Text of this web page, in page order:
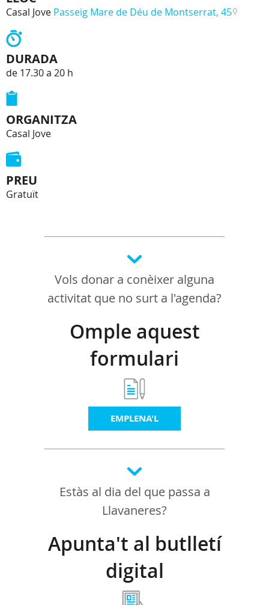
Casal Jove Passeig Mare de Déu de Montserrat, 45
DURADA
de 17.30 a 20 h
ORGANITZA
Casal Jove
PREU
Gratuït
Vols donar a conèixer alguna
activitat que no surt a l'agenda?
Omple aquest
formulari
EMPLENA'L
Estàs al dia del que passa a
Llavaneres?
Apunta't al butlletí
digital